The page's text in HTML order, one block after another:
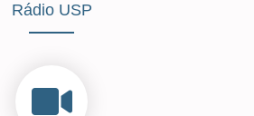
Rádio USP